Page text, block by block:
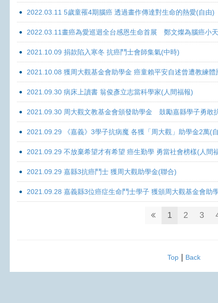
2022.03.11 5歲童罹4期腦癌 透過畫作傳達對生命的熱愛(自由)
2022.03.11畫癌為愛巡迴全台感恩生命首展 鄭文燦為腦癌小
2021.10.09 捐款陷入寒冬 抗癌鬥士會師集氣(中時)
2021.10.08 獲周大觀基金會助學金 癌童賴平安自述曾遭教練體
2021.09.30 病床上讀書 翁俊彥立志當科學家(人間福報)
2021.09.30 周大觀文教基金會頒發助學金 鼓勵嘉縣學子勇敢
2021.09.29 《嘉義》3學子抗病魔 各獲「周大觀」助學金2萬(
2021.09.29 不放棄希望才有希望 癌生勤學 勇當社會榜樣(人間
2021.09.29 嘉縣3抗癌鬥士 獲周大觀助學金(聯合)
2021.09.28 嘉義縣3位癌症生命鬥士學子 獲頒周大觀基金會助
1 2 3
Top| Back